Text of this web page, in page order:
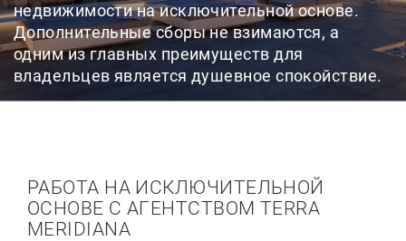
недвижимости на исключительной основе.
Дополнительные сборы не взимаются, а
одним из главных преимуществ для
владельцев является душевное спокойствие.
РАБОТА НА ИСКЛЮЧИТЕЛЬНОЙ
ОСНОВЕ С АГЕНТСТВОМ TERRA
MERIDIANA